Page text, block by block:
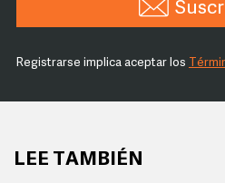
Registrarse implica aceptar los
LEE TAMBIÉN